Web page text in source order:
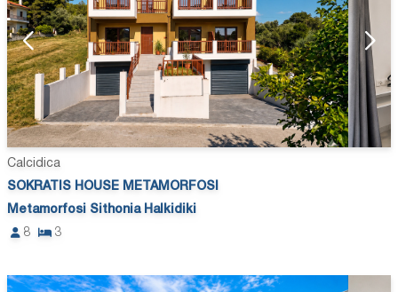
Calcidica
SOKRATIS HOUSE METAMORFOSI
Metamorfosi Sithonia Halkidiki
8
3